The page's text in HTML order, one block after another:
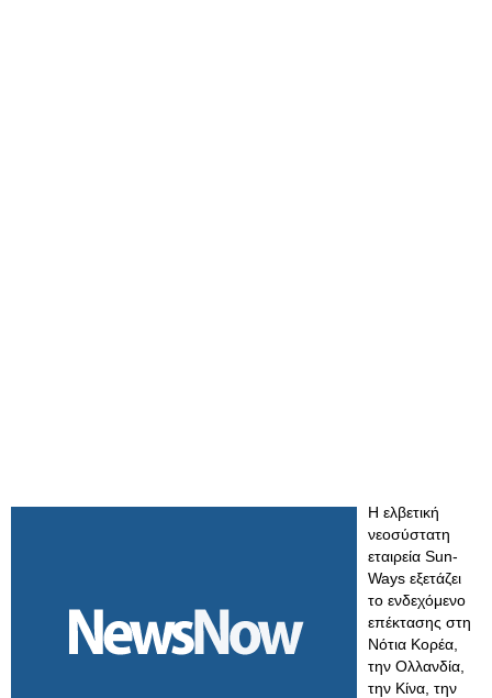
Η ελβετική
νεοσύστατη
εταιρεία Sun-
Ways εξετάζει
το ενδεχόμενο
επέκτασης στη
Νότια Κορέα,
την Ολλανδία,
την Κίνα, την